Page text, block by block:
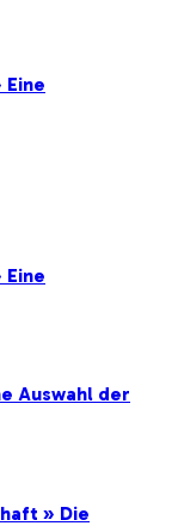
Auswahl der
» Die